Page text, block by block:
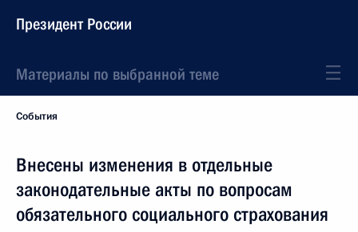
Президент России
Материалы по выбранной теме
События
Внесены изменения в отдельные
законодательные акты по вопросам
обязательного социального страхования